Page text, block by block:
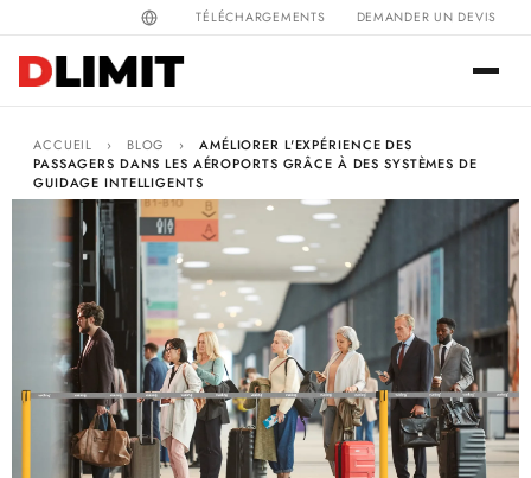
TÉLÉCHARGEMENTS DEMANDER UN DEVIS
ACCUEIL › BLOG ›
AMÉLIORER L'EXPÉRIENCE DES
PASSAGERS DANS LES AÉROPORTS GRÂCE À DES SYSTÈMES DE
GUIDAGE INTELLIGENTS